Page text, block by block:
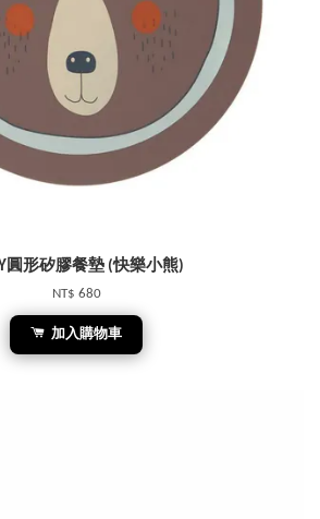
圓形矽膠餐墊 (快樂小熊)
NT$ 680
加入購物車